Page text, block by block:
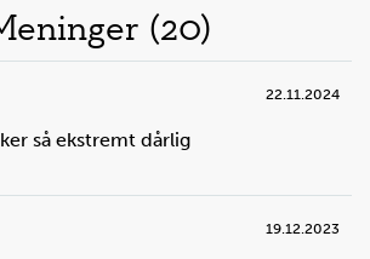
(20)
22.11.2024
så ekstremt dårlig
19.12.2023